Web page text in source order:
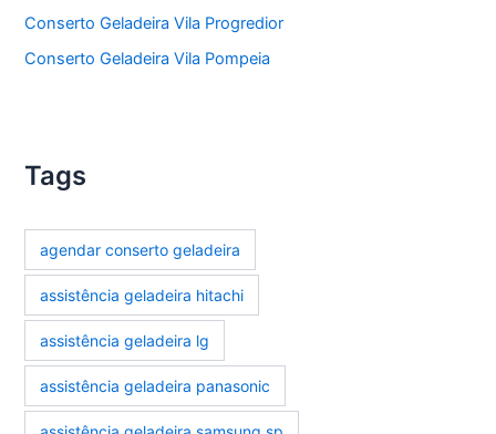
Conserto Geladeira Vila Progredior
Conserto Geladeira Vila Pompeia
Tags
agendar conserto geladeira
assistência geladeira hitachi
assistência geladeira lg
assistência geladeira panasonic